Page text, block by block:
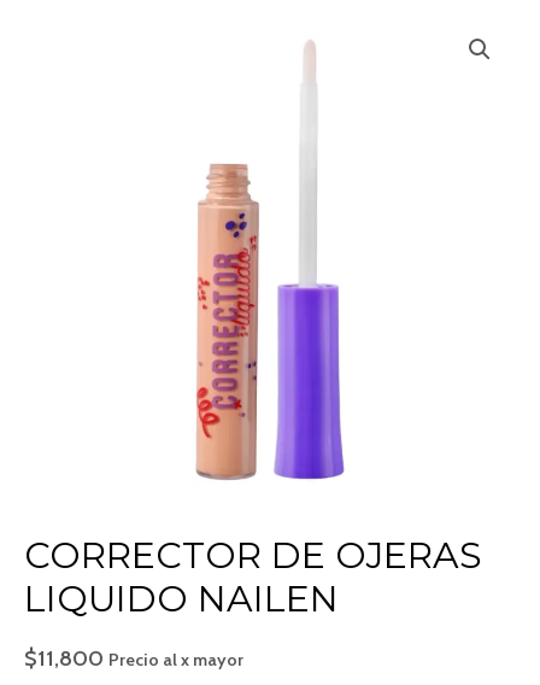
CORRECTOR DE OJERAS
LIQUIDO NAILEN
$11,800 Precio al x mayor